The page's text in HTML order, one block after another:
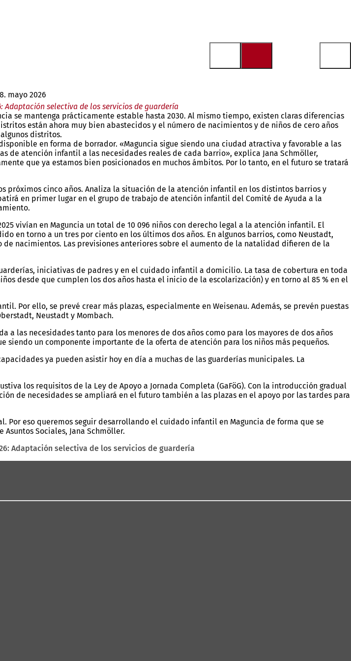
mayo 2026
Adaptación selectiva de los servicios de guardería
se mantenga prácticamente estable hasta 2030. Al mismo tiempo, existen claras diferencias
están ahora muy bien abastecidos y el número de nacimientos y de niños de cero años
distritos.
en forma de borrador. «Maguncia sigue siendo una ciudad atractiva y favorable a las
de atención infantil a las necesidades reales de cada barrio», explica Jana Schmöller,
que ya estamos bien posicionados en muchos ámbitos. Por lo tanto, en el futuro se tratará
próximos cinco años. Analiza la situación de la atención infantil en los distintos barrios y
en primer lugar en el grupo de trabajo de atención infantil del Comité de Ayuda a la
vivían en Maguncia un total de 10 096 niños con derecho legal a la atención infantil. El
en torno a un tres por ciento en los últimos dos años. En algunos barrios, como Neustadt,
nacimientos. Las previsiones anteriores sobre el aumento de la natalidad difieren de la
iniciativas de padres y en el cuidado infantil a domicilio. La tasa de cobertura en toda
desde que cumplen los dos años hasta el inicio de la escolarización) y en torno al 85 % en el
Por ello, se prevé crear más plazas, especialmente en Weisenau. Además, se prevén puestas
Neustadt y Mombach.
las necesidades tanto para los menores de dos años como para los mayores de dos años
un componente importante de la oferta de atención para los niños más pequeños.
ya pueden asistir hoy en día a muchas de las guarderías municipales. La
los requisitos de la Ley de Apoyo a Jornada Completa (GaFöG). Con la introducción gradual
de necesidades se ampliará en el futuro también a las plazas en el apoyo por las tardes para
eso queremos seguir desarrollando el cuidado infantil en Maguncia de forma que se
Sociales, Jana Schmöller.
Adaptación selectiva de los servicios de guardería